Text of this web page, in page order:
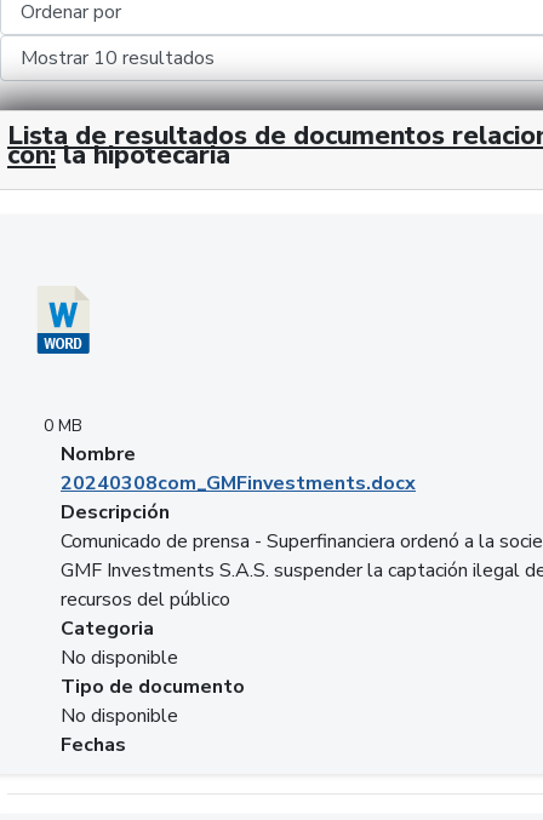
Lista de resultados de documentos
con: la hipotecaria
0 MB
Nombre
20240308com_GMFinvestments.docx
Descripción
Comunicado de prensa - Superfinanciera ordenó a la
GMF Investments S.A.S. suspender la captación ilegal
recursos del público
Categoria
No disponible
Tipo de documento
No disponible
Fechas